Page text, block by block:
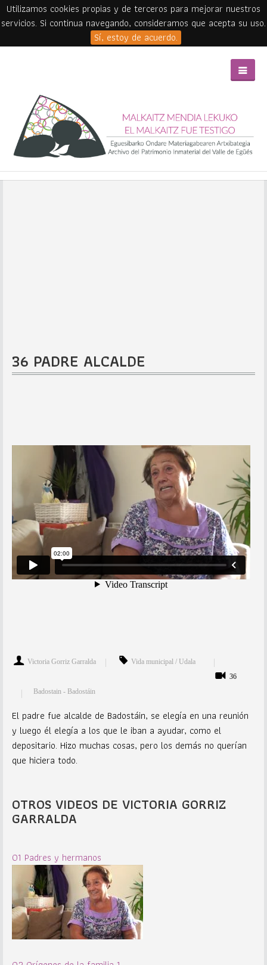
Utilizamos cookies propias y de terceros para mejorar nuestros
servicios. Si continua navegando, consideramos que acepta su uso.
Sí, estoy de acuerdo.
36 PADRE ALCALDE
Victoria Gorriz Garralda
Vida municipal / Udala
36
Badostain - Badostáin
El padre fue alcalde de Badostáin, se elegía en una reunión
y luego él elegía a los que le iban a ayudar, como el
depositario. Hizo muchas cosas, pero los demás no querían
que hiciera todo.
OTROS VIDEOS DE VICTORIA GORRIZ
GARRALDA
01 Padres y hermanos